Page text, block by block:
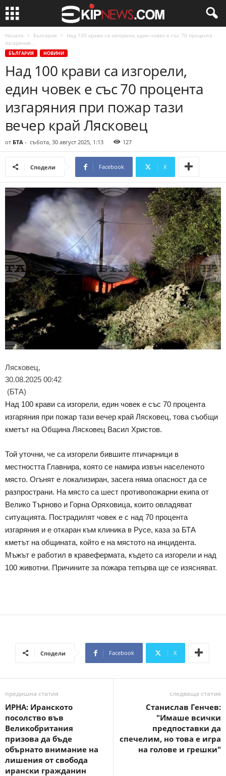
Начало България
Над 100 крави са изгорели, един човек е със 70 процента
изгаряния...
БЪЛГАРИЯ НОВИНИ
Над 100 крави са изгорели,
един човек е със 70 процента
изгаряния при пожар тази
вечер край Лясковец
от БТА - събота, 30 август 2025, 1:13 127
Сподели Facebook X
Лясковец,
30.08.2025 00:42
(БТА)
Над 100 крави са изгорели, един човек е със 70 процента
изгаряния при пожар тази вечер край Лясковец, това съобщи
кметът на Община Лясковец Васил Христов.
Той уточни, че са изгорели бившите птичарници в
местността Главнира, която се намира извън населеното
място. Огънят е локализиран, засега няма опасност да се
разпространи. На място са шест противопожарни екипа от
Велико Търново и Горна Оряховица, които овладяват
ситуацията. Пострадилят човек е с над 70 процента
изгаряния и е откаран към клиника в Русе, каза за БТА
кметът на общината, който е на мястото на инцидента.
Мъжът е работил в кравефермата, където са изгорели и над
100 животни. Причините за пожара тепърва ще се изясняват.
Сподели Facebook X
предишна статия
ИРНА: Иранското
посолство във
Великобритания
призова да бъде
обърнато внимание на
лишения от свобода
ирански гражданин
следваща статия
Станислав Генчев:
"Имаше всички
предпоставки да
спечелим, но това е игра
на голове и грешки"